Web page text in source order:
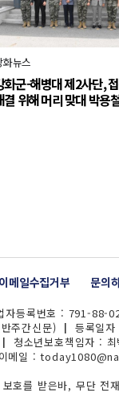
화뉴스
화군-해병대 제2사단,
결 위해 머리 맞대 박용
이메일수집거부 문의
등록번호 : 791-
주간신문) ┃ 등록일
소년보호책임자 :
메일 :
호를 받은바, 무단 전